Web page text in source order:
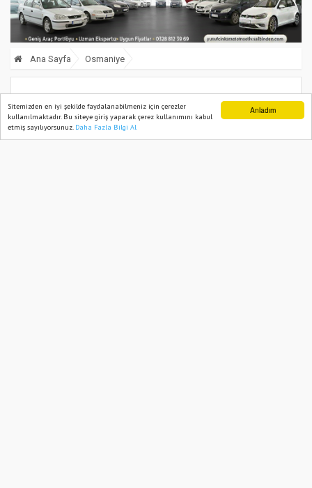
Anladım
Sitemizden en iyi şekilde faydalanabilmeniz için çerezler
kullanılmaktadır. Bu siteye giriş yaparak çerez kullanımını kabul
etmiş sayılıyorsunuz. Daha Fazla Bilgi Al
Ana Sayfa Osmaniye
Osmaniye’de Sağlık Çalışanlarına Aile
Planlaması Eğitimi
Ana Sayfa Web TV